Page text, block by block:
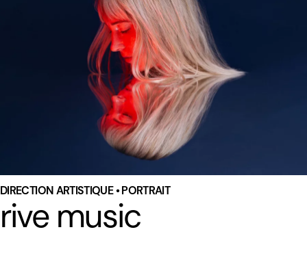
DIRECTION ARTISTIQUE • PORTRAIT
rive music